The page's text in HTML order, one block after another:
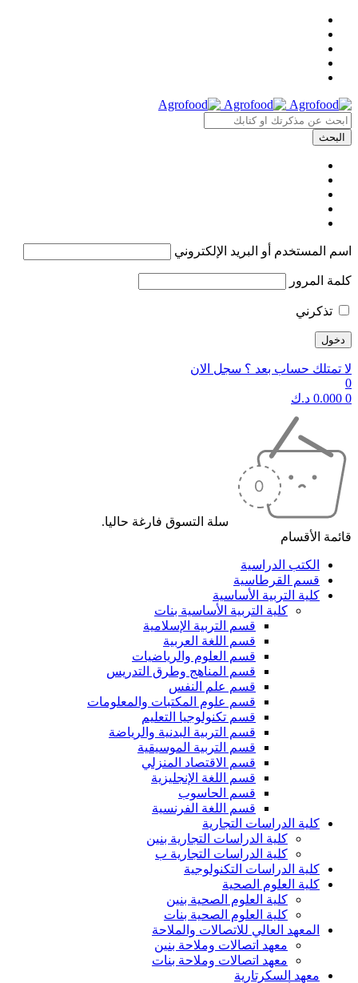
اسم المستخدم أو البريد الإلكتروني
كلمة المرور
تذكرني
لا تمتلك حساب بعد ؟ سجل الان
0
0
0.000 د.ك
سلة التسوق فارغة حاليا.
قائمة الأقسام
الكتب الدراسية
قسم القرطاسية
كلية التربية الأساسية
كلية التربية الأساسية بنات
قسم التربية الإسلامية
قسم اللغة العربية
قسم العلوم والرياضيات
قسم المناهج وطرق التدريس
قسم علم النفس
قسم علوم المكتبات والمعلومات
قسم تكنولوجيا التعليم
قسم التربية البدنية والرياضة
قسم التربية الموسيقية
قسم الاقتصاد المنزلي
قسم اللغة الإنجليزية
قسم الحاسوب
قسم اللغة الفرنسية
كلية الدراسات التجارية
كلية الدراسات التجارية بنين
كلية الدراسات التجارية ب
كلية الدراسات التكنولوجية
كلية العلوم الصحية
كلية العلوم الصحية بنين
كلية العلوم الصحية بنات
المعهد العالي للاتصالات والملاحة
معهد اتصالات وملاحة بنين
معهد اتصالات وملاحة بنات
معهد السكرتارية